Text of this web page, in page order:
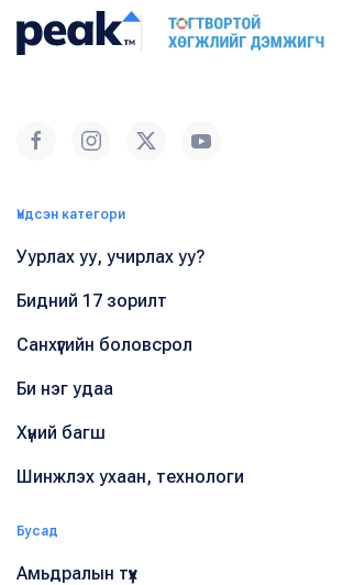
Үндсэн категори
Уурлах уу, учирлах уу?
Бидний 17 зорилт
Санхүүгийн боловсрол
Би нэг удаа
Хүний багш
Шинжлэх ухаан, технологи
Бусад
Амьдралын түүх